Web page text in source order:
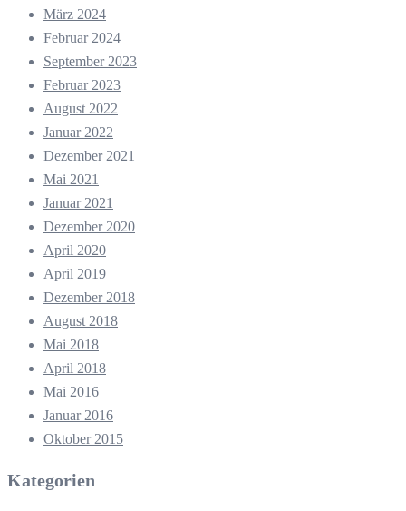
März 2024
Februar 2024
September 2023
Februar 2023
August 2022
Januar 2022
Dezember 2021
Mai 2021
Januar 2021
Dezember 2020
April 2020
April 2019
Dezember 2018
August 2018
Mai 2018
April 2018
Mai 2016
Januar 2016
Oktober 2015
Kategorien